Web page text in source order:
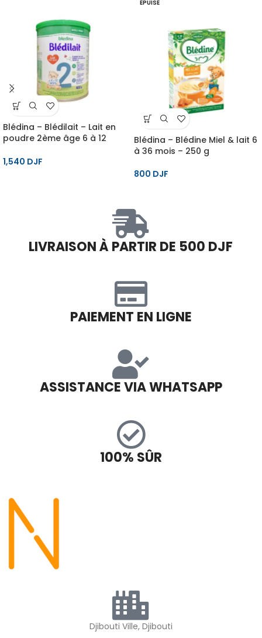
Blédina – Blédilait – Lait en
poudre 2ème âge 6 à 12
1,540 DJF
ÉPUISÉ
Blédina – Blédine Miel & lait 6
à 36 mois – 250 g
800 DJF
LIVRAISON À PARTIR DE 500 DJF
PAIEMENT EN LIGNE
ASSISTANCE VIA WHATSAPP
100% SÛR
Djibouti Ville, Djibouti